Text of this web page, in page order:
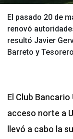
El pasado 20 de
renovó
resultó Javier
Barreto y
El Club
acceso norte a
llevó a cabo la